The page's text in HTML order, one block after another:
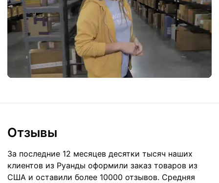
Отзывы
За последние 12 месяцев десятки тысяч наших
клиентов из Руанды оформили заказ товаров из
США и оставили более 10000 отзывов. Средняя